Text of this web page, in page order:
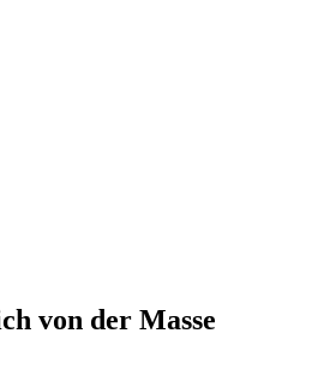
von der Masse